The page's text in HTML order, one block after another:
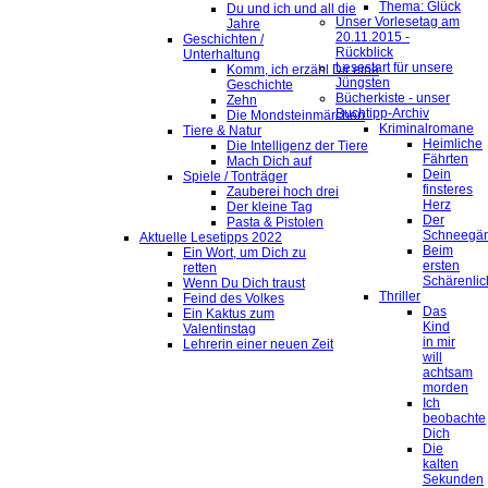
Du und ich und all die
Jahre
Geschichten /
Unterhaltung
Komm, ich erzähl Dir eine
Geschichte
Zehn
Die Mondsteinmärchen
Tiere & Natur
Die Intelligenz der Tiere
Mach Dich auf
Spiele / Tonträger
Zauberei hoch drei
Der kleine Tag
Pasta & Pistolen
Aktuelle Lesetipps 2022
Ein Wort, um Dich zu
retten
Wenn Du Dich traust
Feind des Volkes
Ein Kaktus zum
Valentinstag
Lehrerin einer neuen Zeit
Thema: Glück
Unser Vorlesetag am
20.11.2015 -
Rückblick
Lesestart für unsere
Jüngsten
Bücherkiste - unser
Buchtipp-Archiv
Kriminalromane
Heimliche
Fährten
Dein
finsteres
Herz
Der
Beim
ersten
Thriller
Das
Kind
in mir
will
achtsam
morden
Ich
beobachte
Dich
Die
kalten
Sekunden